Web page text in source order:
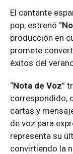
El cantante
pop, estrenó “
producción en
promete
éxitos del
“Nota de Voz”
correspondido,
cartas y
de voz para
representa su
convirtiendo la